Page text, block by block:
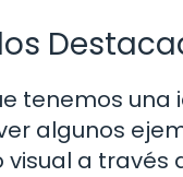
tenemos una
algunos
visual a